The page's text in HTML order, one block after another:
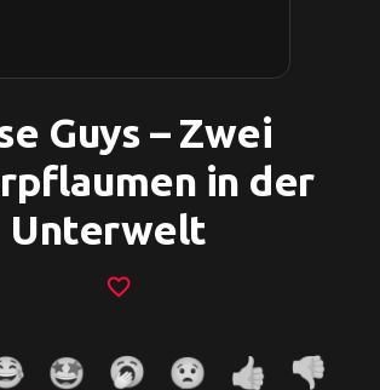
Guys – Zwei
in der
Unterwelt
favorite_border